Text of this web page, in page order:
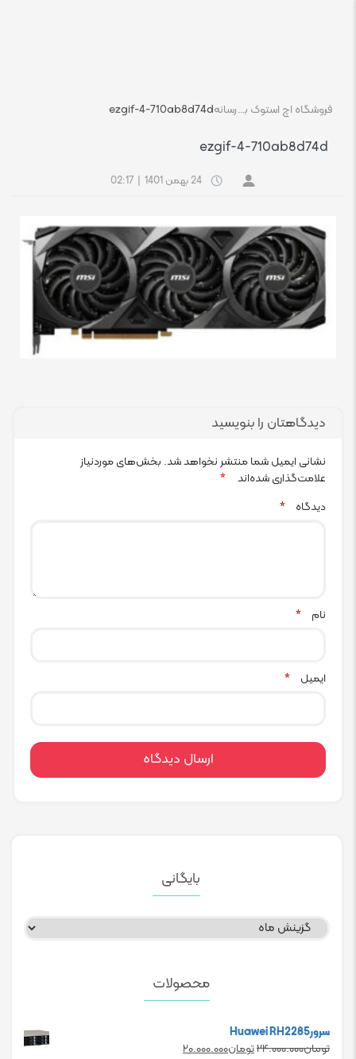
فروشگاه اچ استوک بازار انلاین تجهیزات کامپیوتر استوکرسانهezgif-4-710ab8d74d
ezgif-4-710ab8d74d
24 بهمن 1401 02:17
دیدگاهتان را بنویسید
نشانی ایمیل شما منتشر نخواهد شد. بخش‌های موردنیاز
علامت‌گذاری شده‌اند
*
دیدگاه
*
نام *
ایمیل *
بایگانی
بایگانی
محصولات
سرورHuawei RH2285
تومان۲۴.۰۰۰.۰۰۰Original
تومان۲۰.۰۰۰.۰۰۰Current